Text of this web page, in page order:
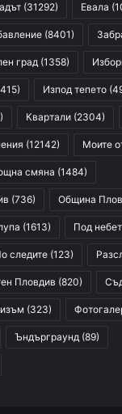
(31292) Евала
(8401)
град (1358)
Изпод тепето
Квартали (2304)
(12142) Моите
смяна (1484)
(736) Община
(1613) Под
следите (123)
Пловдив (820)
(323)
Ъндърграунд (89)